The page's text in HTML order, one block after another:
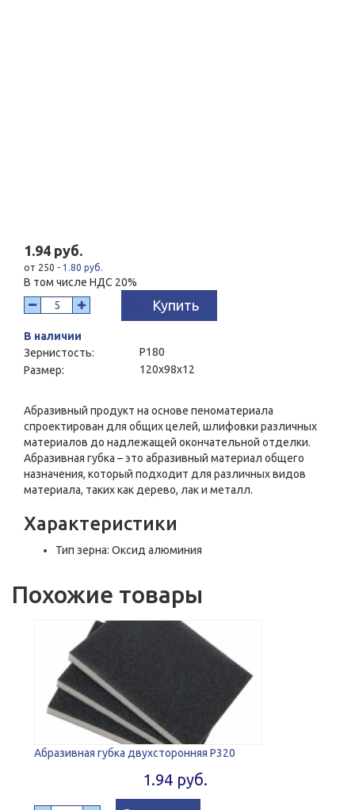
1.94 руб.
от 250 - 1.80 руб.
В том числе НДС 20%
Купить
В наличии
Зернистость:
P180
Размер:
120x98x12
Абразивный продукт на основе пеноматериала
спроектирован для общих целей, шлифовки различных
материалов до надлежащей окончательной отделки.
Абразивная губка – это абразивный материал общего
назначения, который подходит для различных видов
материала, таких как дерево, лак и металл.
Характеристики
Тип зерна: Оксид алюминия
Похожие товары
Абразивная губка двухсторонняя Р320
1.94 руб.